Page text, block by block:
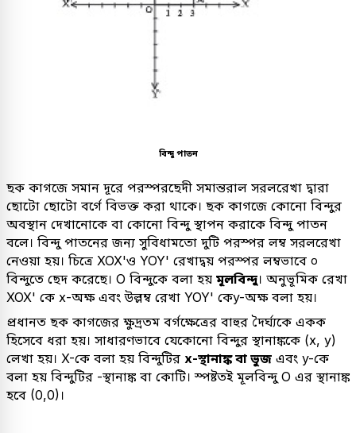
বিন্দু পাতন
ছক কাগজে সমান দূরে পরস্পরছেদী সমান্তরাল সরলরেখা দ্বারা
ছোটো ছোটো বর্গে বিভক্ত করা থাকে। ছক কাগজে কোনো বিন্দুর
অবস্থান দেখানোকে বা কোনো বিন্দু স্থাপন করাকে বিন্দু পাতন
বলে। বিন্দু পাতনের জন্য সুবিধামতো দুটি পরস্পর লম্ব সরলরেখা
নেওয়া হয়। চিত্রে XOX'ও YOY' রেখাদ্বয় পরস্পর লম্বভাবে ০
বিন্দুতে ছেদ করেছে। O বিন্দুকে বলা হয় মূলবিন্দু। অনুভূমিক রেখা
XOX' কে x-অক্ষ এবং উল্লম্ব রেখা YOY' কেy-অক্ষ বলা হয়।
প্রধানত ছক কাগজের ক্ষুদ্রতম বর্গক্ষেত্রের বাহুর দৈর্ঘ্যকে একক
হিসেবে ধরা হয়। সাধারণভাবে যেকোনো বিন্দুর স্থানাঙ্ককে (x, y)
লেখা হয়। X-কে বলা হয় বিন্দুটির x-স্থানাঙ্ক বা ভুজ এবং y-কে
বলা হয় বিন্দুটির -স্থানাঙ্ক বা কোটি। স্পষ্টতই মূলবিন্দু O এর স্থানাঙ্ক
হবে (0,0)।